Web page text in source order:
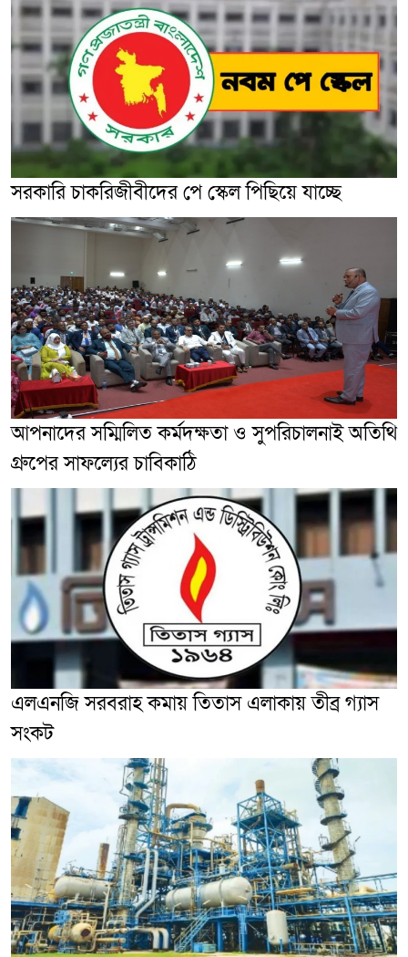
সরকারি চাকরিজীবীদের পে স্কেল পিছিয়ে যাচ্ছে
আপনাদের সম্মিলিত কর্মদক্ষতা ও সুপরিচালনাই অতিথি
গ্রুপের সাফল্যের চাবিকাঠি
এলএনজি সরবরাহ কমায় তিতাস এলাকায় তীব্র গ্যাস
সংকট